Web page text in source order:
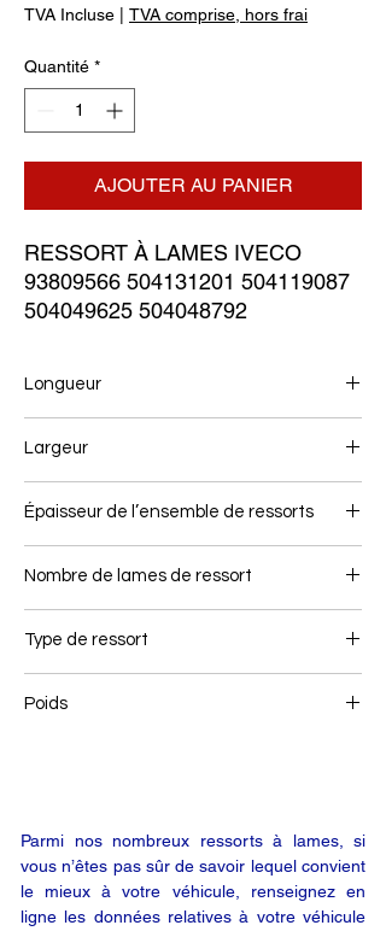
TVA Incluse TVA comprise, hors frai
Quantité *
AJOUTER AU PANIER
RESSORT À LAMES IVECO
93809566 504131201 504119087
504049625 504048792
Longueur
Largeur
Épaisseur de l’ensemble de ressorts
Nombre de lames de ressort
Type de ressort
Poids
Parmi nos nombreux ressorts à lames, si
vous n’êtes pas sûr de savoir lequel convient
le mieux à votre véhicule, renseignez en
ligne les données relatives à votre véhicule